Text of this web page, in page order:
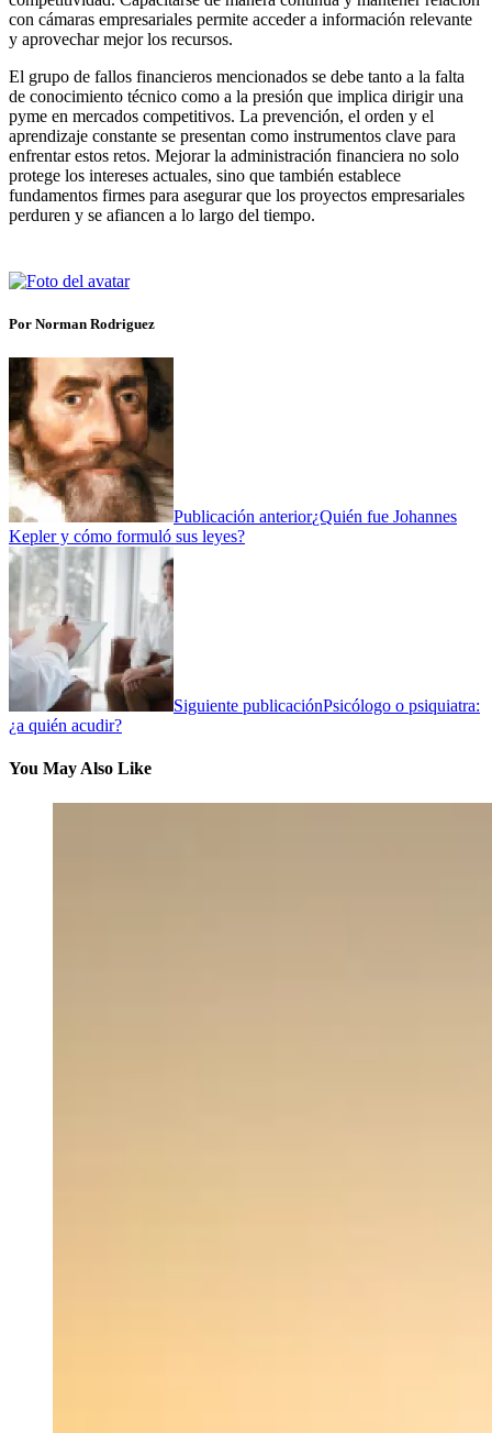
con cámaras empresariales permite acceder a información relevante
y aprovechar mejor los recursos.
El grupo de fallos financieros mencionados se debe tanto a la falta
de conocimiento técnico como a la presión que implica dirigir una
pyme en mercados competitivos. La prevención, el orden y el
aprendizaje constante se presentan como instrumentos clave para
enfrentar estos retos. Mejorar la administración financiera no solo
protege los intereses actuales, sino que también establece
fundamentos firmes para asegurar que los proyectos empresariales
perduren y se afiancen a lo largo del tiempo.
Por Norman Rodriguez
Publicación anterior¿Quién fue Johannes
Kepler y cómo formuló sus leyes?
Siguiente publicaciónPsicólogo o psiquiatra:
¿a quién acudir?
You May Also Like